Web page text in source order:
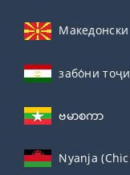
Македонски
забо́ни
ဗမာစကာ
Nyanja